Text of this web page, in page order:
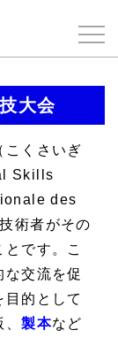
大会
こくさいぎ
Skills
des
術者がその
です。こ
交流を促
的として
、製本など